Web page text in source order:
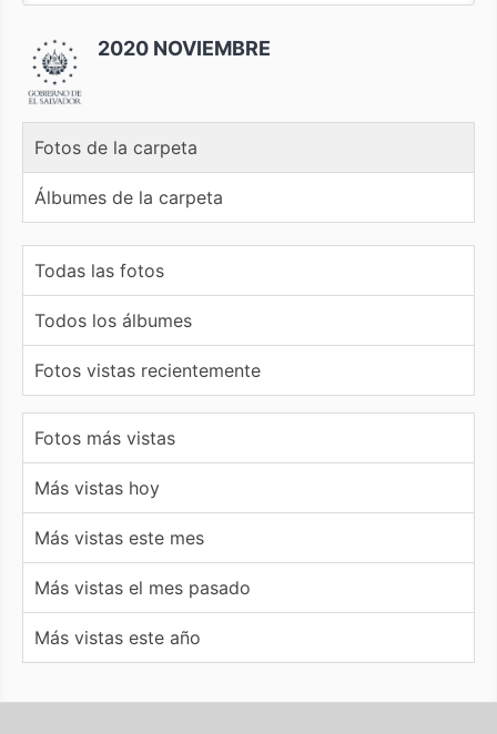
2020 NOVIEMBRE
Fotos de la carpeta
Álbumes de la carpeta
Todas las fotos
Todos los álbumes
Fotos vistas recientemente
Fotos más vistas
Más vistas hoy
Más vistas este mes
Más vistas el mes pasado
Más vistas este año